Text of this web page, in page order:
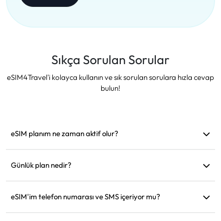
Sıkça Sorulan Sorular
eSIM4Travel'i kolayca kullanın ve sık sorulan sorulara hızla cevap
bulun!
eSIM planım ne zaman aktif olur?
Hareket etmeden önce yüklemenizi öneririz.
Günlük plan nedir?
kadar geçerli olur. Günlük veri miktarını tükettiğinizde hız
eSIM'im telefon numarası ve SMS içeriyor mu?